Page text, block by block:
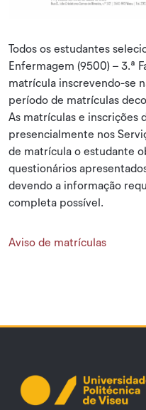
Todos os estudantes
Enfermagem (9500) – 3.ª
matrícula inscrevendo-se
período de matrículas
As matrículas e inscrições
presencialmente nos
de matrícula o estudante
questionários
devendo a informação
completa possível.
Aviso de matrículas